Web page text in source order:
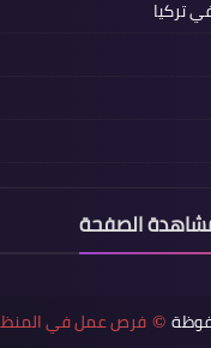
تركيا
الصفحة
© فرص عمل في